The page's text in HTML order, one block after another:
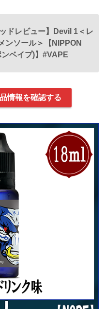
ドレビュー】Devil 1＜レ
ンソール＞【NIPPON
ベイプ)】#VAPE
情報を確認する